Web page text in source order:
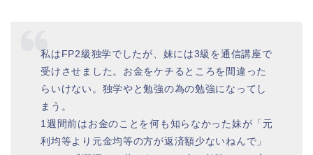
私はFP2級独学でしたが、妹には3級を通信講座で
受けさせました。お金をケチるところを間違った
らいけない。独学やと勉強の為の勉強になってし
まう。
1週間前はお金のことを何も知らなかった妹が「元
利均等より元金均等の方が返済額少ないねんで」